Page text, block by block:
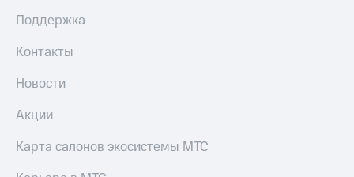
Поддержка
Контакты
Новости
Акции
Карта салонов экосистемы МТС